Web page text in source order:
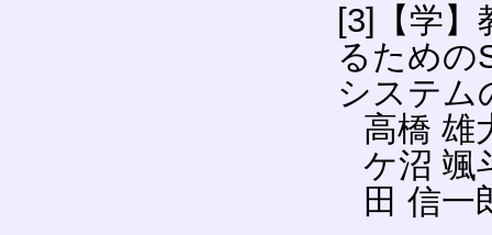
[3]【学
るための
システム
高橋 雄
ケ沼 颯
田 信一